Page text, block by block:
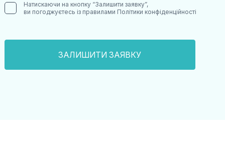
Натискаючи на кнопку “Залишити заявку”,
ви погоджуєтесь із правилами Політики конфіденційності